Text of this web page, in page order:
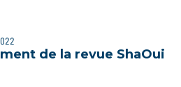
de la revue ShaOui